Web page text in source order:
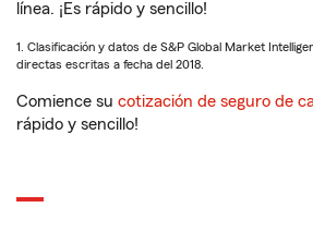
línea. ¡Es rápido y sencillo!
1. Clasificación y datos de S&P Global Market
directas escritas a fecha del 2018.
Comience su cotización de seguro de
rápido y sencillo!